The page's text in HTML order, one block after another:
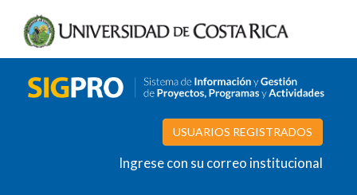
USUARIOS REGISTRADOS
Ingrese con su correo institucional